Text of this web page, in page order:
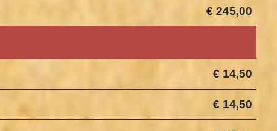
€ 245,00
€ 14,50
€ 14,50